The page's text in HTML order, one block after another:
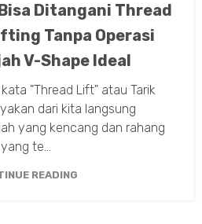
Ditangani Thread
Tanpa Operasi
V-Shape Ideal
"Thread Lift" atau Tarik
dari kita langsung
yang kencang dan rahang
yang te...
READING